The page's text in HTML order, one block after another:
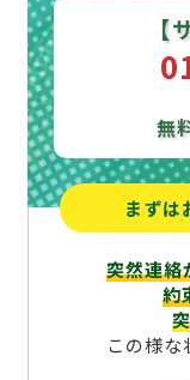
【
無
まずは
突然連
約
この様な